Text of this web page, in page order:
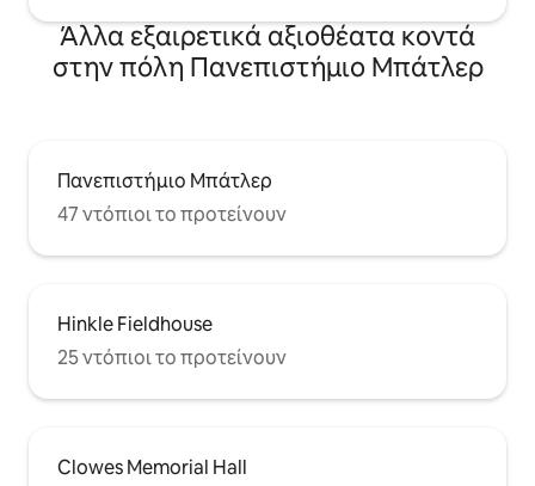
Άλλα εξαιρετικά αξιοθέατα κοντά
στην πόλη Πανεπιστήμιο Μπάτλερ
Πανεπιστήμιο Μπάτλερ
47 ντόπιοι το προτείνουν
Hinkle Fieldhouse
25 ντόπιοι το προτείνουν
Clowes Memorial Hall